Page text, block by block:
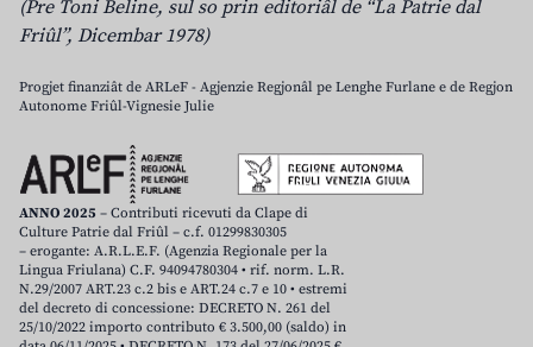
(Pre Toni Beline, sul so prin editoriâl de “La Patrie dal
Friûl”, Dicembar 1978)
Progjet finanziât de ARLeF - Agjenzie Regjonâl pe Lenghe Furlane e de Regjon
Autonome Friûl-Vignesie Julie
ANNO 2025 – Contributi ricevuti da Clape di
Culture Patrie dal Friûl – c.f. 01299830305
– erogante: A.R.L.E.F. (Agenzia Regionale per la
Lingua Friulana) C.F. 94094780304 • rif. norm. L.R.
N.29/2007 ART.23 c.2 bis e ART.24 c.7 e 10 • estremi
del decreto di concessione: DECRETO N. 261 del
25/10/2022 importo contributo € 3.500,00 (saldo) in